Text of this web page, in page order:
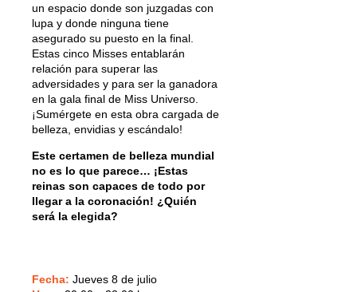
un espacio donde son juzgadas con
lupa y donde ninguna tiene
asegurado su puesto en la final.
Estas cinco Misses entablarán
relación para superar las
adversidades y para ser la ganadora
en la gala final de Miss Universo.
¡Sumérgete en esta obra cargada de
belleza, envidias y escándalo!
Este certamen de belleza mundial
no es lo que parece… ¡Estas
reinas son capaces de todo por
llegar a la coronación! ¿Quién
será la elegida?
Fecha: Jueves 8 de julio